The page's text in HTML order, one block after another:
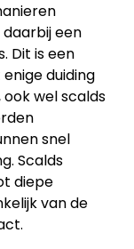
een
Dit is een
duiding
wel scalds
snel
Scalds
diepe
van de